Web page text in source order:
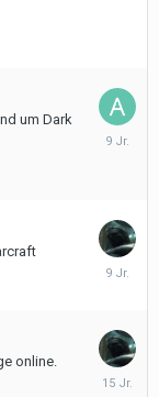
um Dark
3.
9.
online.
21.